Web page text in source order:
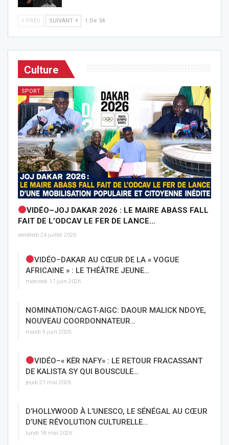
PREV SUIVANT 1 De 34
Culture
SPORT
VIDÉO–JOJ DAKAR 2026 : LE MAIRE ABASS FALL
FAIT DE L’ODCAV LE FER DE LANCE…
vendredi 24 juillet 2026
VIDÉO–DAKAR AU CŒUR DE LA « VOGUE
AFRICAINE » : LE THÉÂTRE JEUNE…
mercredi 17 juin 2026
NOMINATION/CAGT-AIGC: DAOUR MALICK NDOYE,
NOUVEAU COORDONNATEUR…
mardi 9 juin 2026
VIDÉO–« KËR NAFY» : LE RETOUR FRACASSANT
DE KALISTA SY QUI BOUSCULE…
jeudi 21 mai 2026
D’HOLLYWOOD À L’UNESCO, LE SÉNÉGAL AU CŒUR
D’UNE RÉVOLUTION CULTURELLE…
lundi 18 mai 2026